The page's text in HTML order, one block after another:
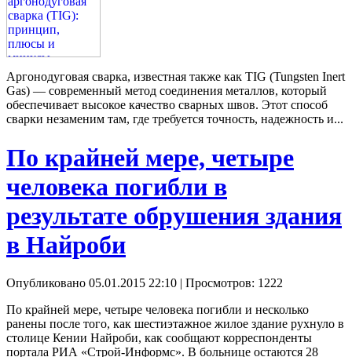
Аргонодуговая сварка, известная также как TIG (Tungsten Inert
Gas) — современный метод соединения металлов, который
обеспечивает высокое качество сварных швов. Этот способ
сварки незаменим там, где требуется точность, надежность и...
По крайней мере, четыре
человека погибли в
результате обрушения здания
в Найроби
Опубликовано 05.01.2015 22:10 | Просмотров: 1222
По крайней мере, четыре человека погибли и несколько
ранены после того, как шестиэтажное жилое здание рухнуло в
столице Кении Найроби, как сообщают корреспонденты
портала РИА «Строй-Информс». В больнице остаются 28